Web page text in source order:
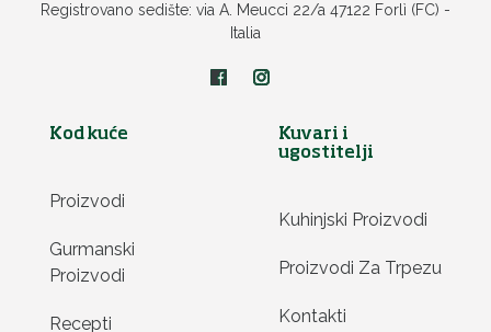
Registrovano sedište: via A. Meucci 22/a 47122 Forlì (FC) -
Italia
Kod kuće
Proizvodi
Gurmanski
Proizvodi
Recepti
Kuvari i
ugostitelji
Kuhinjski Proizvodi
Proizvodi Za Trpezu
Kontakti